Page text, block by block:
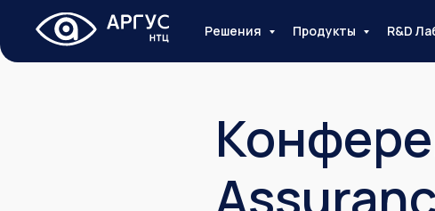
Решения Продукты R&D